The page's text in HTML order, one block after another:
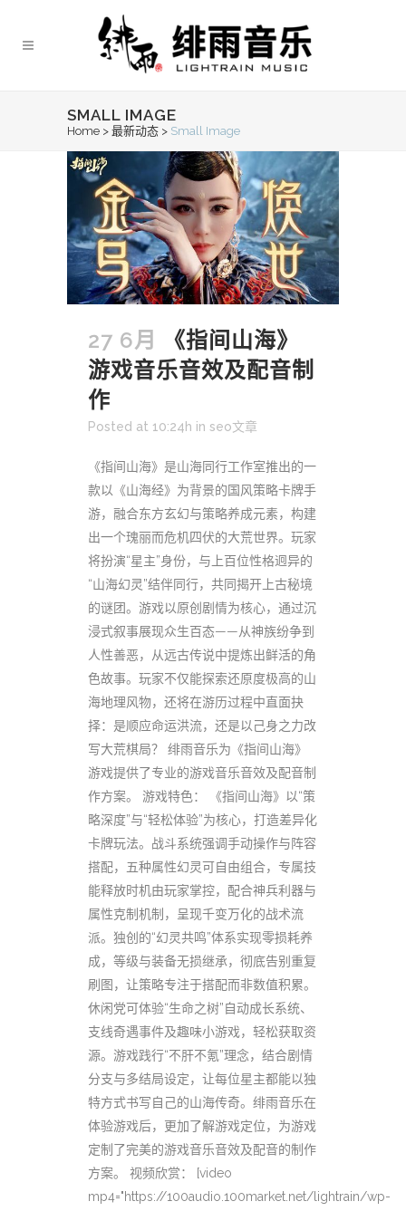
SMALL IMAGE
Home > 最新动态 > Small Image
27 6月
《指间山海》
游戏音乐音效及配音制
作
Posted at 10:24h in seo文章
《指间山海》是山海同行工作室推出的一
款以《山海经》为背景的国风策略卡牌手
游，融合东方玄幻与策略养成元素，构建
出一个瑰丽而危机四伏的大荒世界。玩家
将扮演“星主”身份，与上百位性格迥异的
“山海幻灵”结伴同行，共同揭开上古秘境
的谜团。游戏以原创剧情为核心，通过沉
浸式叙事展现众生百态——从神族纷争到
人性善恶，从远古传说中提炼出鲜活的角
色故事。玩家不仅能探索还原度极高的山
海地理风物，还将在游历过程中直面抉
择：是顺应命运洪流，还是以己身之力改
写大荒棋局？ 绯雨音乐为《指间山海》
游戏提供了专业的游戏音乐音效及配音制
作方案。 游戏特色： 《指间山海》以“策
略深度”与“轻松体验”为核心，打造差异化
卡牌玩法。战斗系统强调手动操作与阵容
搭配，五种属性幻灵可自由组合，专属技
能释放时机由玩家掌控，配合神兵利器与
属性克制机制，呈现千变万化的战术流
派。独创的“幻灵共鸣”体系实现零损耗养
成，等级与装备无损继承，彻底告别重复
刷图，让策略专注于搭配而非数值积累。
休闲党可体验“生命之树”自动成长系统、
支线奇遇事件及趣味小游戏，轻松获取资
源。游戏践行“不肝不氪”理念，结合剧情
分支与多结局设定，让每位星主都能以独
特方式书写自己的山海传奇。绯雨音乐在
体验游戏后，更加了解游戏定位，为游戏
定制了完美的游戏音乐音效及配音的制作
方案。 视频欣赏： [video
mp4="https://100audio.100market.net/lightrain/wp-